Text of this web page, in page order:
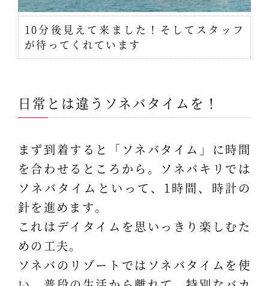
10分後見えて来ました！そしてスタッフ
が待ってくれています
日常とは違うソネバタイムを！
まず到着すると「ソネバタイム」に時間
を合わせるところから。ソネバキリでは
ソネバタイムといって、1時間、時計の
針を進めます。
これはデイタイムを思いっきり楽しむた
めの工夫。
ソネバのリゾートではソネバタイムを使